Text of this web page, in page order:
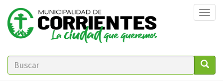
Pasar
contenido
principal
FORMULARIO